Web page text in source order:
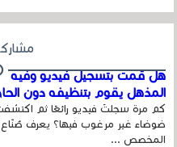
هل قمت بتسجيل فيديو وفيه
المذهل يقوم بتنظيفه دون
كم مرة سجلتَ فيديو رائعًا ثم
ضوضاء غير مرغوب فيها؟ يعرف
المخصص ...